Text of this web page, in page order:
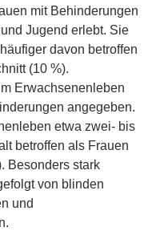
mit Behinderungen
Jugend erlebt. Sie
davon betroffen
(10 %).
Erwachsenenleben
angegeben.
etwa zwei- bis
betroffen als Frauen
Besonders stark
von blinden
und